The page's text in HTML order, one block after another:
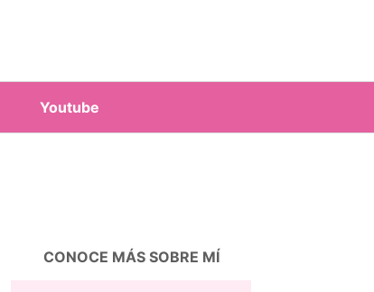
Youtube
CONOCE MÁS SOBRE MÍ